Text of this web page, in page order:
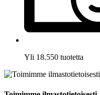
Yli 18.550 tuotetta